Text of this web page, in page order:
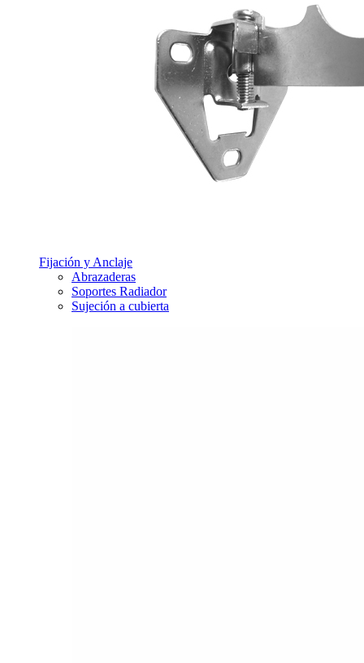
Fijación y Anclaje
Abrazaderas
Soportes Radiador
Sujeción a cubierta